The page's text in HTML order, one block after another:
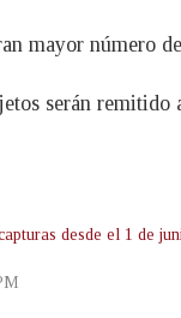
mayor número
serán remitido
desde el 1 de